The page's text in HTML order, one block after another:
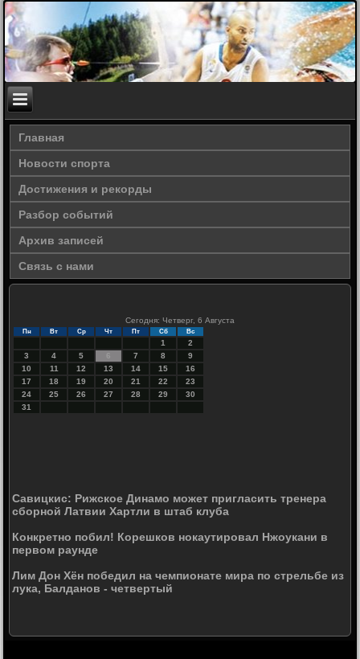
Главная
Новости спорта
Достижения и рекорды
Разбор событий
Архив записей
Связь с нами
Сегодня: Четверг, 6 Августа
Пн Вт Ср Чт Пт Сб Вс
1
2
3
4 5 6 7 8
9
10
11 12 13 14 15
16
17
18 19 20 21 22
23
24
25 26 27 28 29
30
31
Савицкис: Рижское Динамо может пригласить тренера
сборной Латвии Хартли в штаб клуба
Конкретно побил! Корешков нокаутировал Нжоукани в
первом раунде
Лим Дон Хён победил на чемпионате мира по стрельбе из
лука, Балданов - четвертый